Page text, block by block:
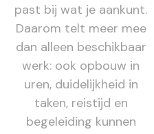
past bij wat je aankunt.
Daarom telt meer mee
dan alleen beschikbaar
werk: ook opbouw in
uren, duidelijkheid in
taken, reistijd en
begeleiding kunnen